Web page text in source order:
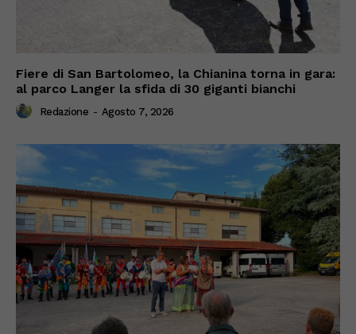
Fiere di San Bartolomeo, la Chianina torna in gara:
al parco Langer la sfida di 30 giganti bianchi
Redazione - Agosto 7, 2026